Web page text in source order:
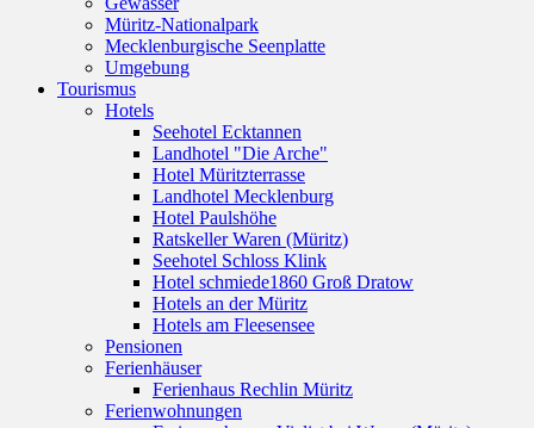
Müritz-Nationalpark
Mecklenburgische Seenplatte
Umgebung
Tourismus
Hotels
Seehotel Ecktannen
Landhotel "Die Arche"
Hotel Müritzterrasse
Landhotel Mecklenburg
Hotel Paulshöhe
Ratskeller Waren (Müritz)
Seehotel Schloss Klink
Hotel schmiede1860 Groß Dratow
Hotels an der Müritz
Hotels am Fleesensee
Pensionen
Ferienhäuser
Ferienhaus Rechlin Müritz
Ferienwohnungen